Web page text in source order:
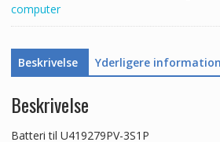
computer
Beskrivelse Yderligere information
Beskrivelse
Batteri til U419279PV-3S1P